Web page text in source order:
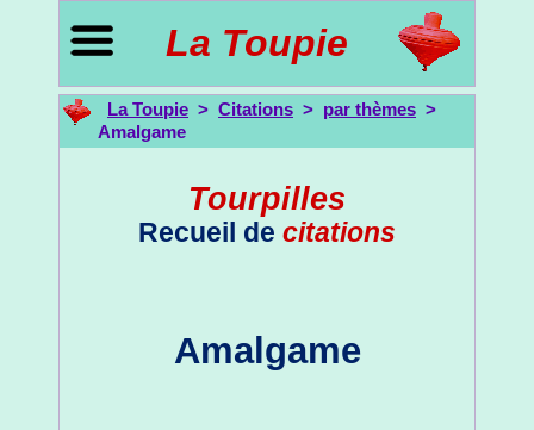
La Toupie
La Toupie > Citations > par thèmes >
Amalgame
Tourpilles
Recueil de citations
Amalgame